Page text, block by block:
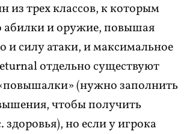
из трех классов, к которым
абилки и оружие, повышая
и силу атаки, и максимальное
отдельно существуют
(нужно заполнить
чтобы получить
здоровья), но если у игрока